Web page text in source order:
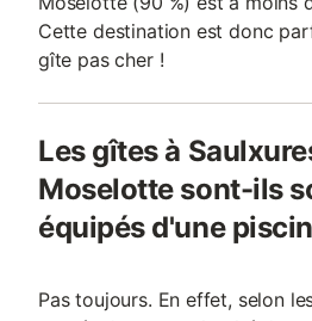
Cette destination est donc
gîte pas cher !
Les gîtes à
Moselotte sont-ils
équipés d'une
Pas toujours. En effet, selon